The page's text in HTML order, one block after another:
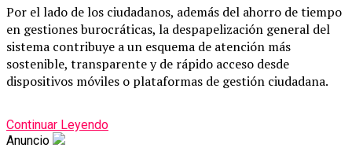
Por el lado de los ciudadanos, además del ahorro de tiempo
en gestiones burocráticas, la despapelización general del
sistema contribuye a un esquema de atención más
sostenible, transparente y de rápido acceso desde
dispositivos móviles o plataformas de gestión ciudadana.
Continuar Leyendo
Anuncio